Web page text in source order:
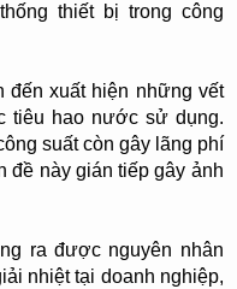
thiết bị trong công
xuất hiện những vết
tiêu hao nước sử dụng.
suất còn gây lãng phí
đề này gián tiếp gây ảnh
ra được nguyên nhân
nhiệt tại doanh nghiệp,